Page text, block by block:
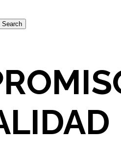
Search